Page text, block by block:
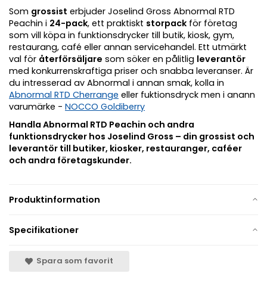
Produktinformation
Specifikationer
Som grossist erbjuder Joselind Gross Abnormal RTD
Peachin i 24-pack, ett praktiskt storpack för företag
som vill köpa in funktionsdrycker till butik, kiosk, gym,
restaurang, café eller annan servicehandel. Ett utmärkt
val för återförsäljare som söker en pålitlig leverantör
med konkurrenskraftiga priser och snabba leveranser. Är
du intresserad av Abnormal i annan smak, kolla in
Abnormal RTD Cherrange eller fuktionsdryck men i anann
varumärke - NOCCO Goldiberry
Handla Abnormal RTD Peachin och andra
funktionsdrycker hos Joselind Gross – din grossist och
leverantör till butiker, kiosker, restauranger, caféer
och andra företagskunder.
Spara som favorit